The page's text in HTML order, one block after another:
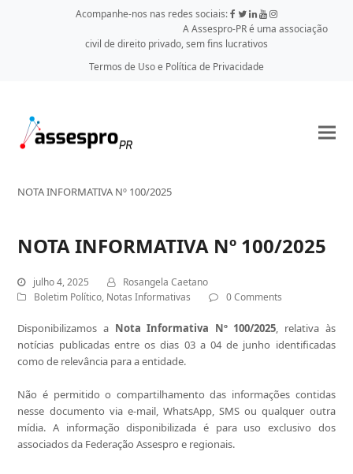
Acompanhe-nos nas redes sociais:
A Assespro-PR é uma associação
civil de direito privado, sem fins lucrativos
Termos de Uso e Política de Privacidade
NOTA INFORMATIVA Nº 100/2025
NOTA INFORMATIVA Nº 100/2025
julho 4, 2025
Rosangela Caetano
Boletim Político, Notas Informativas 0 Comments
Disponibilizamos a Nota Informativa Nº 100/2025, relativa às
notícias publicadas entre os dias 03 a 04 de junho identificadas
como de relevância para a entidade.
Não é permitido o compartilhamento das informações contidas
nesse documento via e-mail, WhatsApp, SMS ou qualquer outra
mídia. A informação disponibilizada é para uso exclusivo dos
associados da Federação Assespro e regionais.